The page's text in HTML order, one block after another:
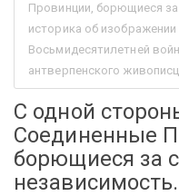
Провинции, борющиеся
историка об
Восьмидесятилетней
антверпенского
С одной
Соединенные
борющиеся за